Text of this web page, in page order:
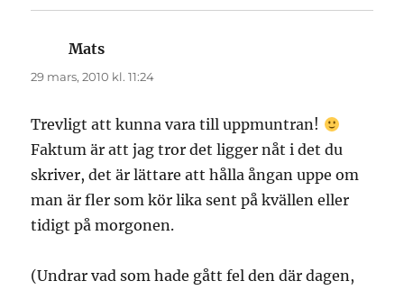
Mats
29 mars, 2010 kl. 11:24
Trevligt att kunna vara till uppmuntran!
Faktum är att jag tror det ligger nåt i det du
skriver, det är lättare att hålla ångan uppe om
man är fler som kör lika sent på kvällen eller
tidigt på morgonen.
(Undrar vad som hade gått fel den där dagen,